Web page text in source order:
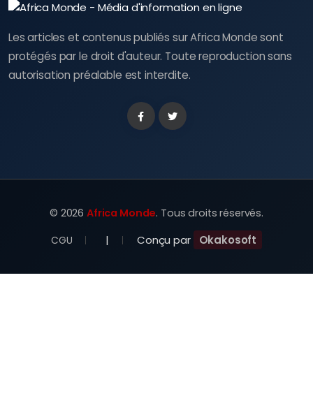
Les articles et contenus publiés sur Africa Monde sont
protégés par le droit d'auteur. Toute reproduction sans
autorisation préalable est interdite.
FacebookTwitter
© 2026 Africa Monde. Tous droits réservés.
CGU | Conçu par Okakosoft